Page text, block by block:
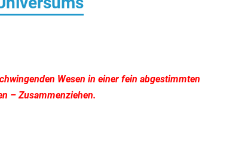
Wesen in einer fein abgestimmten
– Zusammenziehen.